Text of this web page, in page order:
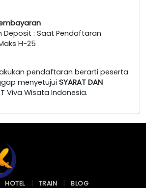
Deposit : Saat Pendaftaran
H-25
pendaftaran berarti peserta
menyetujui SYARAT DAN
Viva Wisata Indonesia.
HOTEL TRAIN BLOG